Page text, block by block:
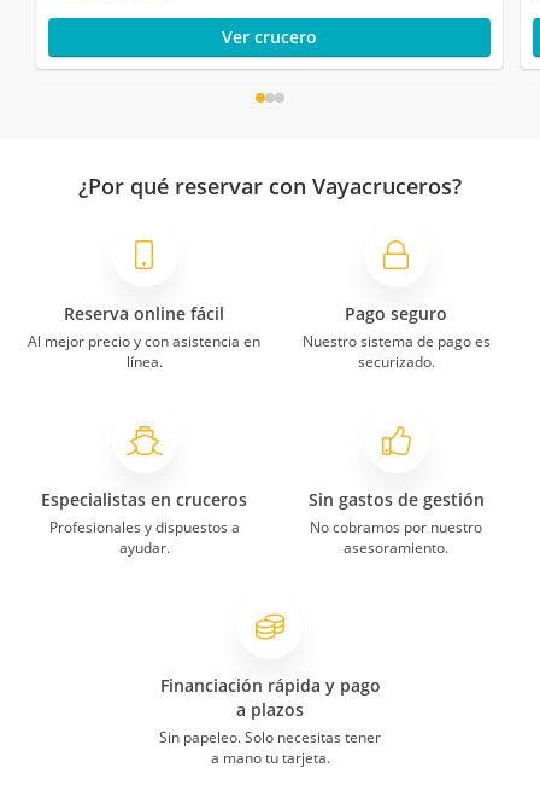
Ver crucero
¿Por qué reservar con Vayacruceros?
Reserva online fácil
Al mejor precio y con asistencia en
línea.
Pago seguro
Nuestro sistema de pago es
securizado.
Especialistas en cruceros
Profesionales y dispuestos a
ayudar.
Sin gastos de gestión
No cobramos por nuestro
asesoramiento.
Financiación rápida y pago
a plazos
Sin papeleo. Solo necesitas tener
a mano tu tarjeta.